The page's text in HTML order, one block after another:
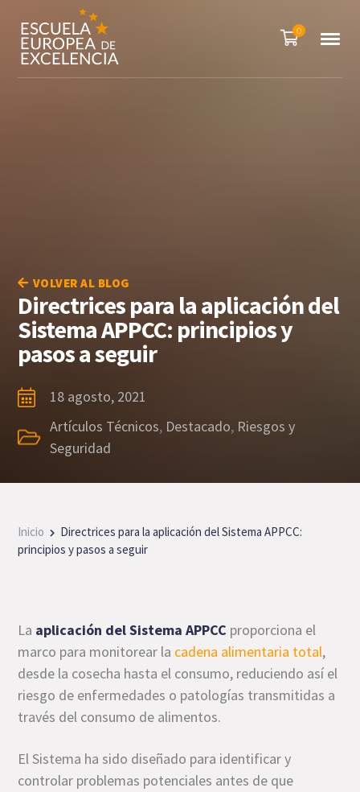
0
VOLVER AL BLOG
Directrices para la aplicación del
Sistema APPCC: principios y
pasos a seguir
18 agosto, 2021
Artículos Técnicos, Destacado, Riesgos y
Seguridad
Inicio
Directrices para la aplicación del Sistema APPCC:
principios y pasos a seguir
La aplicación del Sistema APPCC proporciona el
marco para monitorear la cadena alimentaria total,
desde la cosecha hasta el consumo, reduciendo así el
riesgo de enfermedades o patologías transmitidas a
través del consumo de alimentos.
El Sistema ha sido diseñado para identificar y
controlar problemas potenciales antes de que